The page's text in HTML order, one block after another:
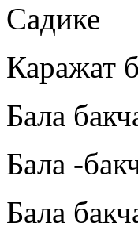
Садике
Каражат
Бала
Бала -
Бала